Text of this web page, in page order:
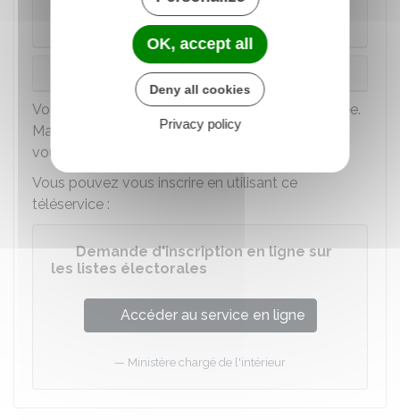
Vous êtes inscrit au registre des Français
établis hors de France
Vous n'êtes pas inscrit au registre
Vous pouvez vous inscrire tout au long de l'année.
Mais pour voter lors d'une élection en particulier,
vous devez vous inscrire
Vous pouvez vous inscrire en utilisant ce
téléservice :
Demande d'inscription en ligne sur
les listes électorales
Accéder au service en ligne
Ministère chargé de l'intérieur
OK, accept all
Deny all cookies
Privacy policy